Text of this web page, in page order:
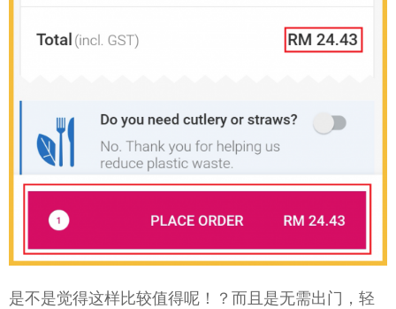
是不是觉得这样比较值得呢！？而且是无需出门，轻